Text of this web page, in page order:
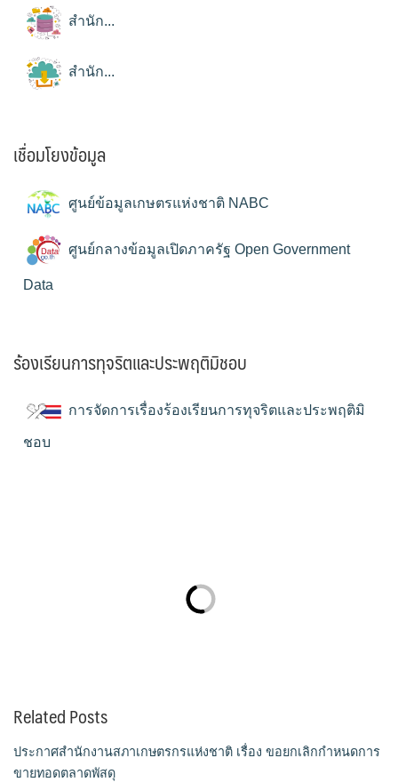
สำนัก...
สำนัก...
เชื่อมโยงข้อมูล
ศูนย์ข้อมูลเกษตรแห่งชาติ NABC
ศูนย์กลางข้อมูลเปิดภาครัฐ Open Government
Data
ร้องเรียนการทุจริตและประพฤติมิชอบ
การจัดการเรื่องร้องเรียนการทุจริตและประพฤติมิ
ชอบ
Related Posts
ประกาศสำนักงานสภาเกษตรกรแห่งชาติ เรื่อง ขอยกเลิกกำหนดการ
ขายทอดตลาดพัสดุ